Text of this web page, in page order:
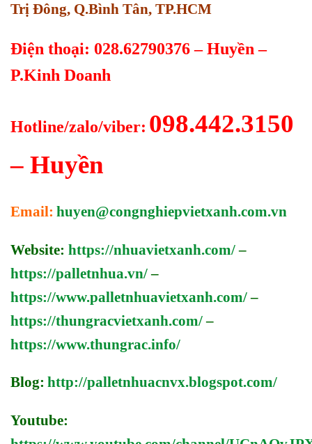
Trị Đông, Q.Bình Tân, TP.HCM
Điện thoại: 028.62790376 – Huyền –
P.Kinh Doanh
Hotline/zalo/viber: 098.442.3150
– Huyền
Email: huyen@congnghiepvietxanh.com.vn
Website: https://nhuavietxanh.com/–
https://palletnhua.vn/–
https://www.palletnhuavietxanh.com/–
https://thungracvietxanh.com/–
https://www.thungrac.info/
Blog: http://palletnhuacnvx.blogspot.com/
Youtube: